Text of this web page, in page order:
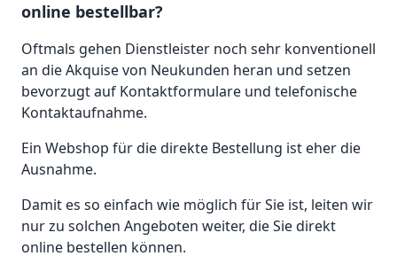
online bestellbar?
Oftmals gehen Dienstleister noch sehr konventionell
an die Akquise von Neukunden heran und setzen
bevorzugt auf Kontaktformulare und telefonische
Kontaktaufnahme.
Ein Webshop für die direkte Bestellung ist eher die
Ausnahme.
Damit es so einfach wie möglich für Sie ist, leiten wir
nur zu solchen Angeboten weiter, die Sie direkt
online bestellen können.